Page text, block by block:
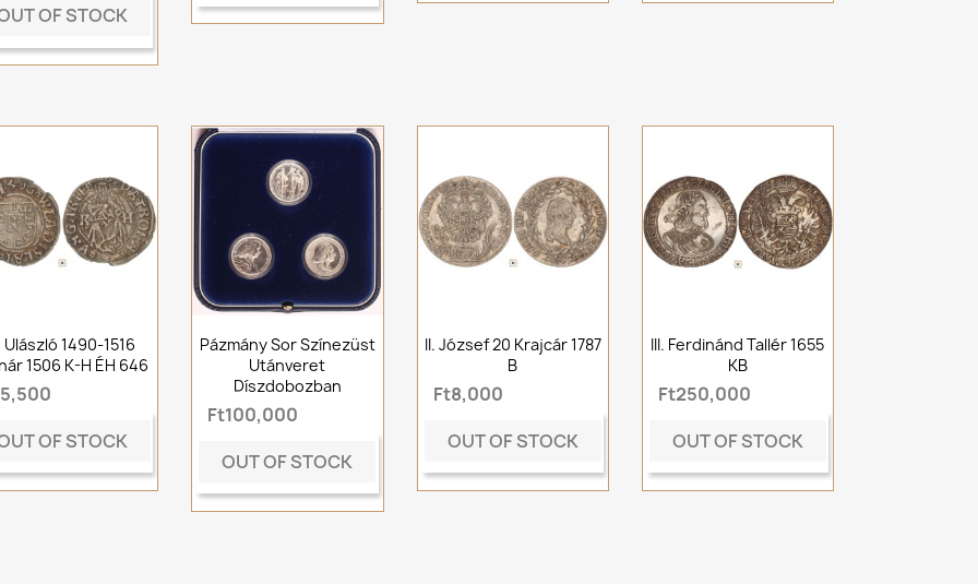
OF STOCK
Ulászló 1490-1516
1506 K-H ÉH 646
OF STOCK
Pázmány Sor Színezüst
Utánveret
Díszdobozban
Ft100,000
OUT OF STOCK
II. József 20 Krajcár 1787
B
Ft8,000
OUT OF STOCK
III. Ferdinánd Tallér 1655
KB
Ft250,000
OUT OF STOCK